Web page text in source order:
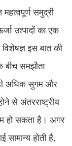
समुद्री
उत्पादों का एक
इस बात की
बीच समझौता
अधिक सुगम और
से अंतरराष्ट्रीय
हो सकता है। अगर
होती है,